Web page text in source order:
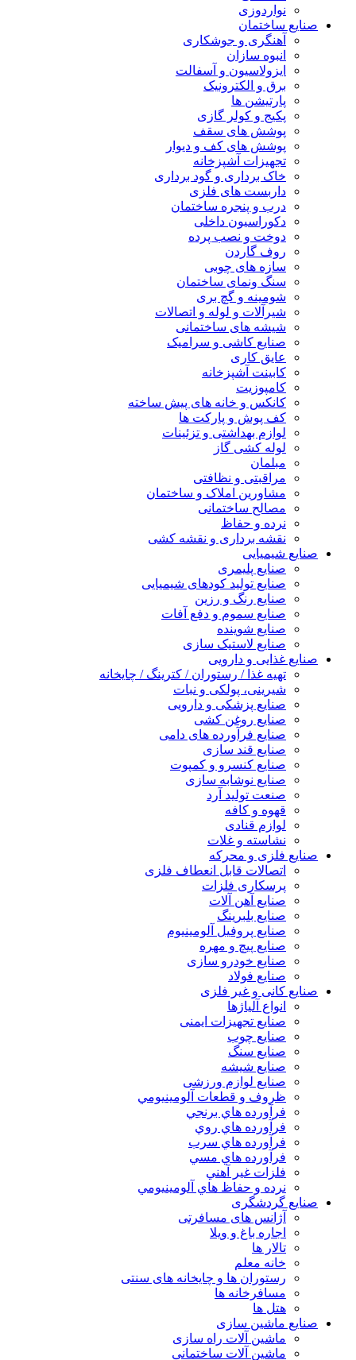
نواردوزی
ساختمان
آهنگری و جوشکاری
انبوه سازان
ایزولاسیون و آسفالت
برق و الکترونیک
پارتیشن ها
پکیج و کولر گازی
پوشش های سقف
پوشش های کف و دیوار
تجهیزات آشپزخانه
خاک برداری و گود برداری
داربست های فلزی
درب و پنجره ساختمان
دکوراسیون داخلی
دوخت و نصب پرده
روف گاردن
سازه های چوبی
سنگ ونمای ساختمان
شومینه و گچ بری
شیرآلات و لوله و اتصالات
شیشه های ساختمانی
صنایع کاشی و سرامیک
عایق کاری
کابینت آشپزخانه
کامپوزیت
کانکس و خانه های پیش ساخته
کف پوش و پارکت ها
لوازم بهداشتی و تزئینات
لوله کشی گاز
مبلمان
مراقبتی و نظافتی
مشاورین املاک و ساختمان
مصالح ساختمانی
نرده و حفاظ
نقشه برداری و نقشه کشی
شیمیایی
صنایع پلیمری
صنایع تولید کودهای شیمیایی
صنایع رنگ و رزین
صنایع سموم و دفع آفات
صنایع شوینده
صنایع لاستیک سازی
غذایی و دارویی
تهیه غذا / رستوران / کترینگ / چایخانه
شیرینی، پولکی و نبات
صنایع پزشکی و دارویی
صنایع روغن کشی
صنایع فرآورده های دامی
صنایع قند سازی
صنایع کنسرو و کمپوت
صنایع نوشابه سازی
صنعت تولید آرد
قهوه و کافه
لوازم قنادی
نشاسته و غلات
فلزی و محرکه
اتصالات قابل انعطاف فلزی
پرسکاری فلزات
صنایع آهن آلات
صنایع بلبرینگ
صنایع پروفیل آلومینیوم
صنایع پیچ و مهره
صنایع خودرو سازی
صنایع فولاد
کانی و غیر فلزی
انواع آلياژها
صنایع تجهیزات ایمنی
صنایع چوب
صنایع سنگ
صنایع شیشه
صنایع لوازم ورزشی
ظروف و قطعات آلومينيومي
فرآورده هاي برنجي
فرآورده هاي روي
فرآورده هاي سرب
فرآورده هاي مسي
فلزات غير آهني
نرده و حفاظ هاي آلومينيومي
گردشگری
آژانس های مسافرتی
اجاره باغ و ویلا
تالار ها
خانه معلم
رستوران ها و چایخانه های سنتی
مسافرخانه ها
هتل ها
ماشین سازی
ماشین آلات راه سازی
ماشین آلات ساختمانی